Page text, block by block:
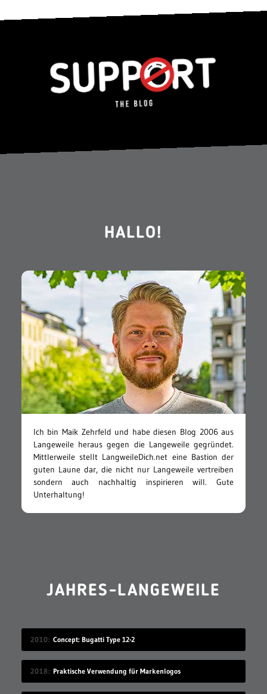
HALLO!
Ich bin Maik Zehrfeld und habe diesen Blog 2006 aus
Langeweile heraus gegen die Langeweile gegründet.
Mittlerweile stellt LangweileDich.net eine Bastion der
guten Laune dar, die nicht nur Langeweile vertreiben
sondern auch nachhaltig inspirieren will. Gute
Unterhaltung!
JAHRES-LANGEWEILE
2010 Concept: Bugatti Type 12-2
2018 Praktische Verwendung für Markenlogos